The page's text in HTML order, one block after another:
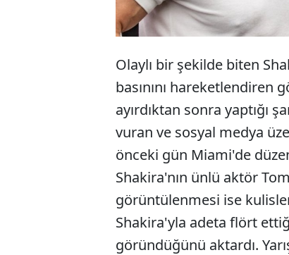
Olaylı bir şekilde biten
basınını hareketlendiren
ayırdıktan sonra yaptığı
vuran ve sosyal medya
önceki gün Miami'de
Shakira'nın ünlü aktör
görüntülenmesi ise
Shakira'yla adeta flört
göründüğünü aktardı.